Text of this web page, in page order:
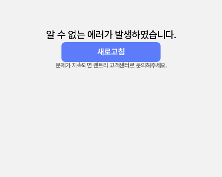
알 수 없는 에러가 발생하였습니다.
새로고침
문제가 지속되면 렌트리 고객센터로 문의해주세요.